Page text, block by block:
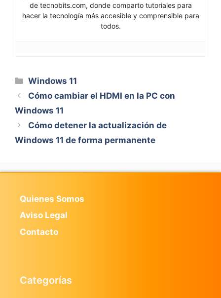
de tecnobits.com, donde comparto tutoriales para
hacer la tecnología más accesible y comprensible para
todos.
Categorías
Windows 11
Cómo cambiar el HDMI en la PC con
Windows 11
Cómo detener la actualización de
Windows 11 de forma permanente
Quienes Somos
Aviso Legal
Contacto
Categorías